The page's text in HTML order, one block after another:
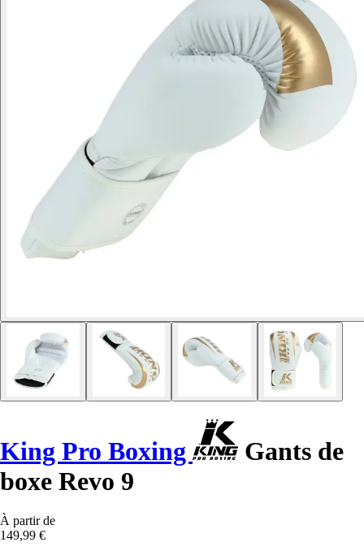
King Pro Boxing
Gants de
boxe Revo 9
À partir de
149,99 €